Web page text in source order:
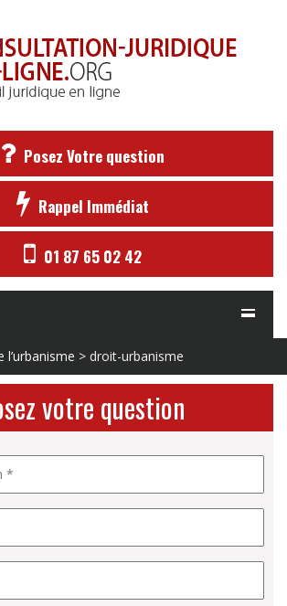
Posez Votre question
Rappel Immédiat
01 87 65 02 42
l’urbanisme > droit-urbanisme
votre question